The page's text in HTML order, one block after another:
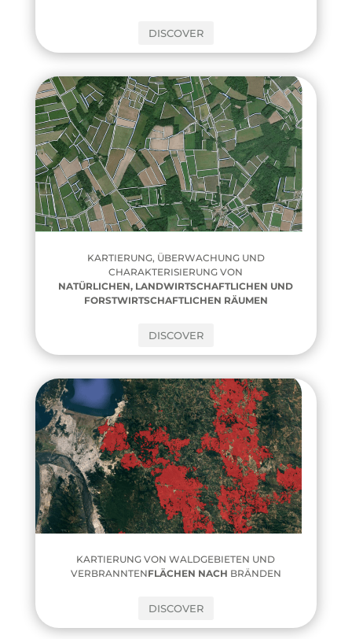
DISCOVER
KARTIERUNG, ÜBERWACHUNG UND
CHARAKTERISIERUNG VON
NATÜRLICHEN, LANDWIRTSCHAFTLICHEN UND
FORSTWIRTSCHAFTLICHEN RÄUMEN
DISCOVER
KARTIERUNG VON WALDGEBIETEN UND
VERBRANNTENFLÄCHEN NACH BRÄNDEN
DISCOVER